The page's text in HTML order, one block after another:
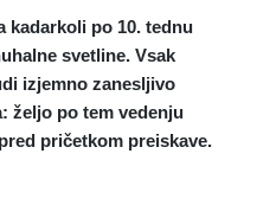
kadarkoli po 10. tednu
svetline. Vsak
izjemno zanesljivo
željo po tem vedenju
pričetkom preiskave.